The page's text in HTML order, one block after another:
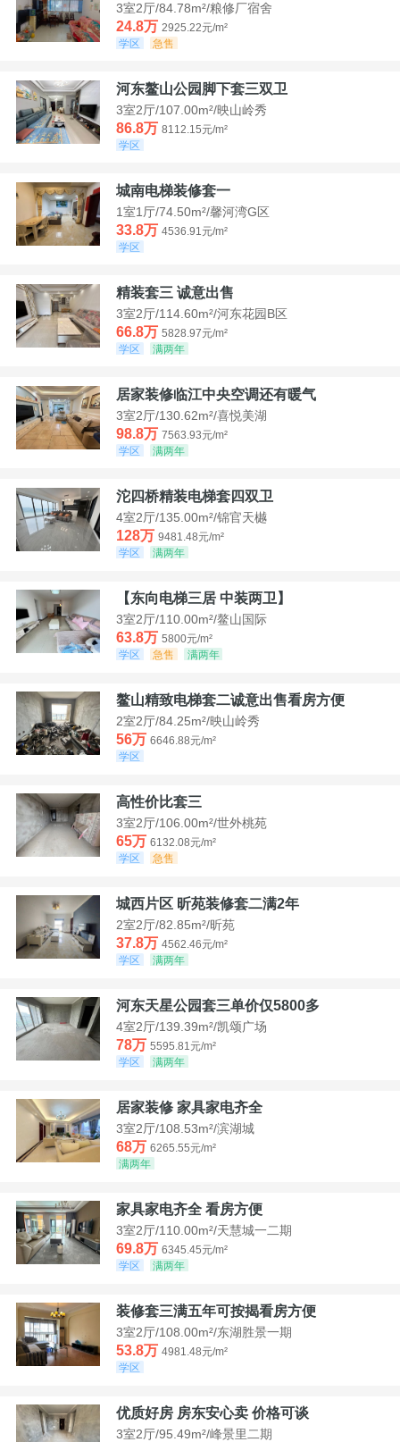
3室2厅/84.78m²/粮修厂宿舍
24.8万 2925.22元/m²
学区
急售
河东鳌山公园脚下套三双卫
3室2厅/107.00m²/映山岭秀
86.8万 8112.15元/m²
学区
城南电梯装修套一
1室1厅/74.50m²/馨河湾G区
33.8万 4536.91元/m²
学区
精装套三 诚意出售
3室2厅/114.60m²/河东花园B区
66.8万 5828.97元/m²
学区
满两年
居家装修临江中央空调还有暖气
3室2厅/130.62m²/喜悦美湖
98.8万 7563.93元/m²
学区
满两年
沱四桥精装电梯套四双卫
4室2厅/135.00m²/锦官天樾
128万 9481.48元/m²
学区
满两年
【东向电梯三居 中装两卫】
3室2厅/110.00m²/鳌山国际
63.8万 5800元/m²
学区
急售 满两年
鳌山精致电梯套二诚意出售看房方便
2室2厅/84.25m²/映山岭秀
56万 6646.88元/m²
学区
高性价比套三
3室2厅/106.00m²/世外桃苑
65万 6132.08元/m²
学区
急售
城西片区 昕苑装修套二满2年
2室2厅/82.85m²/昕苑
37.8万 4562.46元/m²
学区
满两年
河东天星公园套三单价仅5800多
4室2厅/139.39m²/凯颂广场
78万 5595.81元/m²
学区
满两年
居家装修 家具家电齐全
3室2厅/108.53m²/滨湖城
68万 6265.55元/m²
满两年
家具家电齐全 看房方便
3室2厅/110.00m²/天慧城一二期
69.8万 6345.45元/m²
学区
满两年
装修套三满五年可按揭看房方便
3室2厅/108.00m²/东湖胜景一期
53.8万 4981.48元/m²
学区
优质好房 房东安心卖 价格可谈
3室2厅/95.49m²/峰景里二期